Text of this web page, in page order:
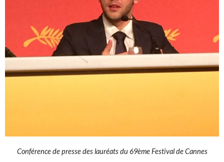
Conférence de presse des lauréats du 69ème Festival de Cannes